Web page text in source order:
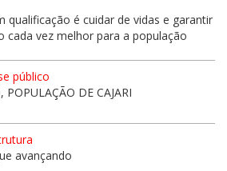
qualificação é cuidar de vidas e garantir
cada vez melhor para a população
público
POPULAÇÃO DE CAJARI
avançando